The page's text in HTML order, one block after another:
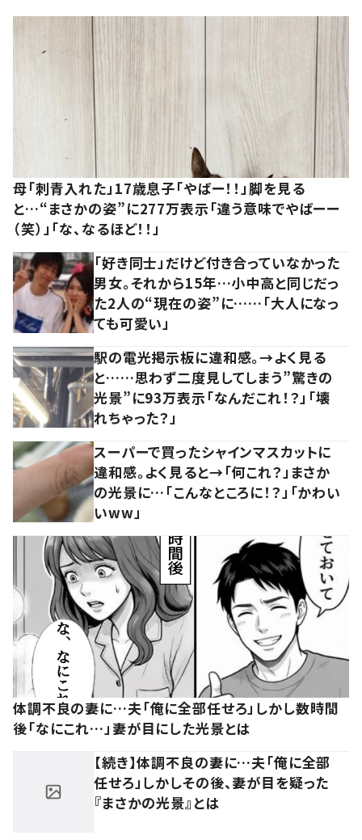
母「刺青入れた」17歳息子「やばー！！」脚を見る
と…“まさかの姿”に277万表示「違う意味でやばーー
（笑）」「な、なるほど！！」
「好き同士」だけど付き合っていなかった
男女。それから15年…小中高と同じだっ
た2人の“現在の姿”に……「大人になっ
ても可愛い」
駅の電光掲示板に違和感。→よく見る
と……思わず二度見してしまう”驚きの
光景”に93万表示「なんだこれ！？」「壊
れちゃった？」
スーパーで買ったシャインマスカットに
違和感。よく見ると→「何これ？」まさか
の光景に…「こんなところに！？」「かわい
いww」
体調不良の妻に…夫「俺に全部任せろ」しかし数時間
後「なにこれ…」妻が目にした光景とは
【続き】体調不良の妻に…夫「俺に全部
任せろ」しかしその後、妻が目を疑った
『まさかの光景』とは